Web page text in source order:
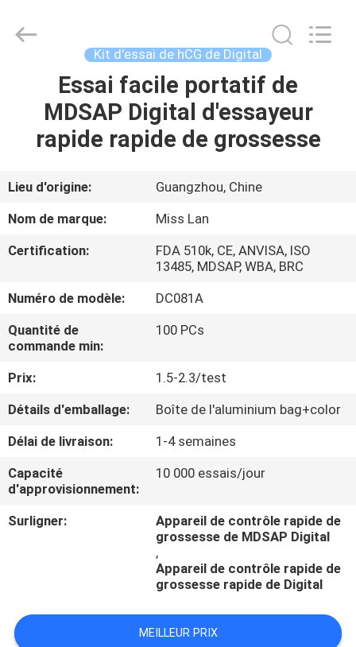
MAISON
PRODUITS
AU
SUJET
DE
VISITE
D'USINE
DE
QUALITÉ
CONTACTEZ-
NOUS
CITATION
hCG
Kit d'essai de hCG de Digital
Essai facile portatif de
MDSAP Digital d'essayeur
rapide rapide de grossesse
Lieu d'origine:
Guangzhou, Chine
Nom de marque:
Miss Lan
Certification:
FDA 510k, CE, ANVISA, ISO
13485, MDSAP, WBA, BRC
Numéro de modèle:
DC081A
Quantité de
commande min:
100 PCs
Prix:
1.5-2.3/test
Détails d'emballage:
Boîte de l'aluminium bag+color
Délai de livraison:
1-4 semaines
Capacité
d'approvisionnement:
10 000 essais/jour
Surligner:
Appareil de contrôle rapide de
grossesse de MDSAP Digital
,
Appareil de contrôle rapide de
grossesse rapide de Digital
MEILLEUR PRIX